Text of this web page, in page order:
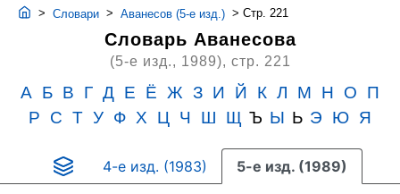
> Словари > Аванесов (5-е изд.) > Стр. 221
Словарь Аванесова
(5-е изд., 1989), стр. 221
А Б В Г Д Е Ё Ж З И Й К Л М Н О
П
Р
С Т У Ф Х Ц Ч Ш Щ Ъ Ы Ь Э Ю Я
4-е изд. (1983) 5-е изд. (1989)